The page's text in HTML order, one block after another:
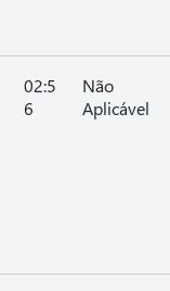
02:5
6
Não
Aplicável